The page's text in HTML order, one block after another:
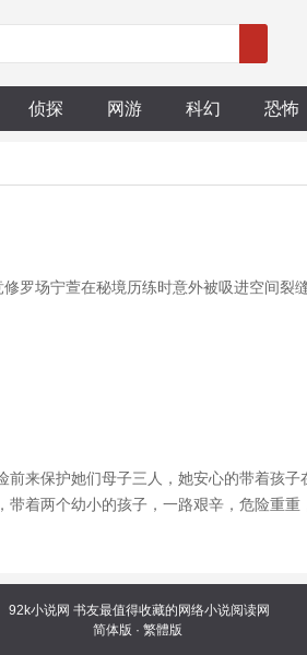
侦探 网游 科幻 恐怖
罗场宁萱在秘境历练时意外被吸进空间裂
前来保护她们母子三人，她安心的带着孩
带着两个幼小的孩子，一路艰辛，危险重重
92k小说网 书友最值得收藏的网络小说阅读网
简体版 · 繁體版